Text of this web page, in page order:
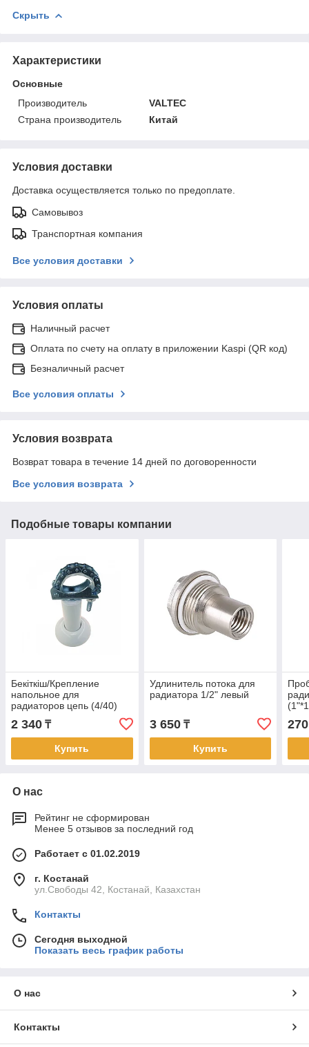
Скрыть
Характеристики
Основные
Производитель
VALTEC
Страна производитель
Китай
Условия доставки
Доставка осуществляется только по предоплате.
Самовывоз
Транспортная компания
Все условия доставки
Условия оплаты
Наличный расчет
Оплата по счету на оплату в приложении Kaspi (QR код)
Безналичный расчет
Все условия оплаты
Условия возврата
Возврат товара в течение 14 дней по договоренности
Все условия возврата
Подобные товары компании
Бекіткіш/Крепление
напольное для
радиаторов цепь (4/40)
2 340 ₸
Купить
Удлинитель потока для
радиатора 1/2" левый
3 650₸
Купить
270
О нас
Рейтинг не сформирован
Менее 5 отзывов за последний год
Работает с 01.02.2019
г. Костанай
ул.Свободы 42, Костанай, Казахстан
Контакты
Сегодня выходной
Показать весь график работы
О нас
Контакты